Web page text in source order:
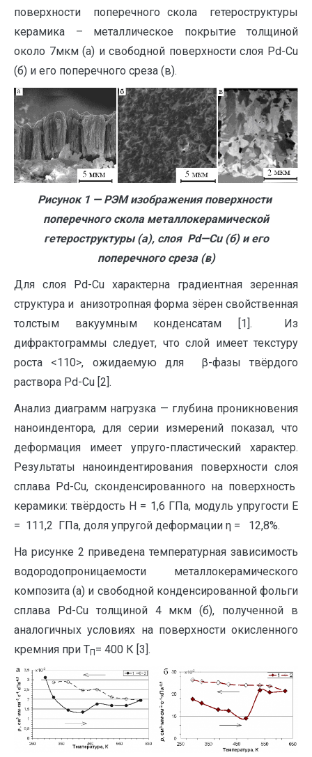
поверхности поперечного скола гетероструктуры
керамика – металлическое покрытие толщиной
около 7мкм (а) и свободной поверхности слоя Pd-Cu
(б) и его поперечного среза (в).
Рисунок 1 — РЭМ изображения поверхности
поперечного скола металлокерамической
гетероструктуры (а), слоя Pd—Cu(б) и его
поперечного среза (в)
Для слоя Pd-Cu характерна градиентная зеренная
структура и анизотропная форма зёрен свойственная
толстым вакуумным конденсатам [1]. Из
дифрактограммы следует, что слой имеет текстуру
роста <110>, ожидаемую для β-фазы твёрдого
раствора Pd-Cu [2].
Анализ диаграмм нагрузка — глубина проникновения
наноиндентора, для серии измерений показал, что
деформация имеет упруго-пластический характер.
Результаты наноиндентирования поверхности слоя
сплава Pd-Сu, сконденсированного на поверхность
керамики: твёрдость Н = 1,6 ГПа, модуль упругости Е
= 111,2 ГПа, доля упругой деформации η = 12,8%.
На рисунке 2 приведена температурная зависимость
водородопроницаемости металлокерамического
композита (а) и свободной конденсированной фольги
сплава Pd-Cu толщиной 4 мкм (б), полученной в
аналогичных условиях на поверхности окисленного
кремния при ТП = 400 К [3].